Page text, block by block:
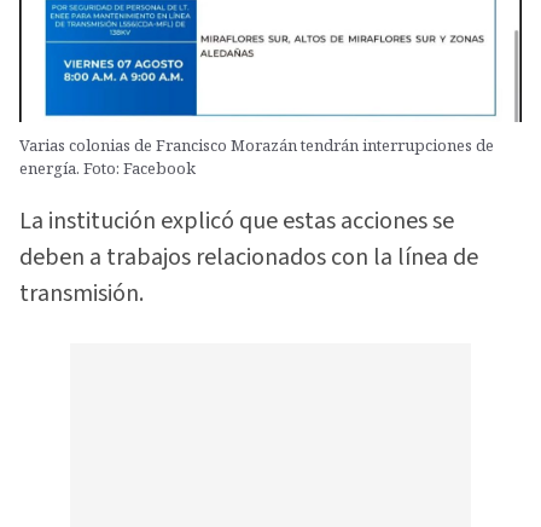
Varias colonias de Francisco Morazán tendrán interrupciones de
energía. Foto: Facebook
La institución explicó que estas acciones se
deben a trabajos relacionados con la línea de
transmisión.